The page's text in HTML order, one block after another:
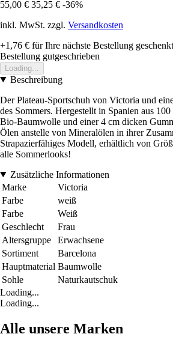
55,00 € 35,25 € -36%
inkl. MwSt. zzgl. Versandkosten
+1,76 € für Ihre nächste Bestellung geschenkt
Bestellung gutgeschrieben
Loading...
Beschreibung
Der Plateau-Sportschuh von Victoria und
des Sommers. Hergestellt in Spanien aus
Bio-Baumwolle und einer 4 cm dicken
Ölen anstelle von Mineralölen in ihrer
Strapazierfähiges Modell, erhältlich von
alle Sommerlooks!
Zusätzliche Informationen
Marke
Victoria
Farbe
weiß
Farbe
Weiß
Geschlecht
Frau
Altersgruppe
Erwachsene
Sortiment
Barcelona
Hauptmaterial Baumwolle
Sohle
Naturkautschuk
Loading...
Loading...
Alle unsere Marken